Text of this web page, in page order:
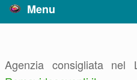
Menu
Agenzia consigliata nel